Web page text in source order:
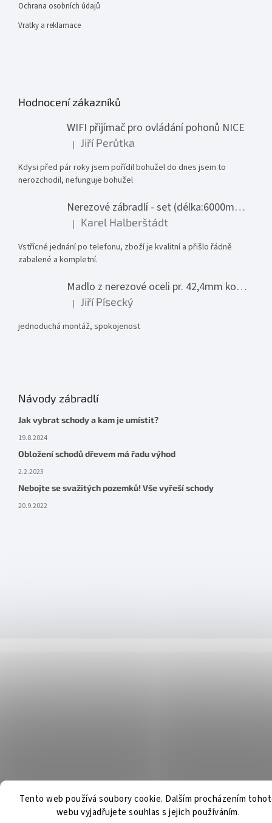
Tento web používá soubory cookie. Dalším procházením
webu vyjadřujete souhlas s jejich používáním.
Ochrana osobních údajů
Vratky a reklamace
Hodnocení zákazníků
WIFI přijímač pro ovládání pohonů NICE
Hodnocení produktu je 1 z 5 hvězdiček.
| Jiří Perůtka
Kdysi před pár roky jsem pořídil bohužel do dnes jsem to
nerozchodil, nefunguje bohužel
Nerezové zábradlí - set (délka:6000mm x výška:1000mm)
Hodnocení produktu je 5 z 5 hvězdiček.
| Karel Halberštádt
Vstřícné jednání po telefonu, zboží je kvalitní a přišlo řádně
zabalené a kompletní.
Madlo z nerezové oceli pr. 42,4mm komplet - model 0116 - 3000mm
Hodnocení produktu je 5 z 5 hvězdiček.
| Jiří Písecký
jednoduchá montáž, spokojenost
Návody zábradlí
Jak vybrat schody a kam je umístit?
19.8.2024
Obložení schodů dřevem má řadu výhod
2.2.2023
Nebojte se svažitých pozemků! Vše vyřeší schody
20.9.2022